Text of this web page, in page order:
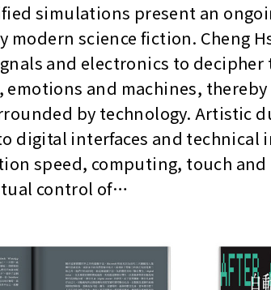
simulations present an
modern science fiction. Cheng
and electronics to
emotions and machines,
by technology. Artistic
digital interfaces and technical
speed, computing, touch
control of…